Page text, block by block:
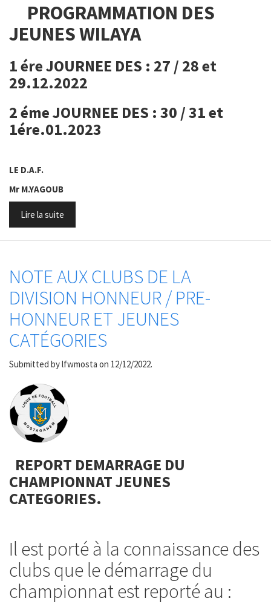
PROGRAMMATION DES
JEUNES WILAYA
1 ére JOURNEE DES : 27 / 28 et
29.12.2022
2 éme JOURNEE DES : 30 / 31 et
1ére.01.2023
LE D.A.F.
Mr M.YAGOUB
Lire la suite
NOTE AUX CLUBS DE LA
DIVISION HONNEUR / PRE-
HONNEUR ET JEUNES
CATÉGORIES
Submitted bylfwmosta on 12/12/2022.
REPORT DEMARRAGE DU
CHAMPIONNAT JEUNES
CATEGORIES.
Il est porté à la connaissance des
clubs que le démarrage du
championnat est reporté au :